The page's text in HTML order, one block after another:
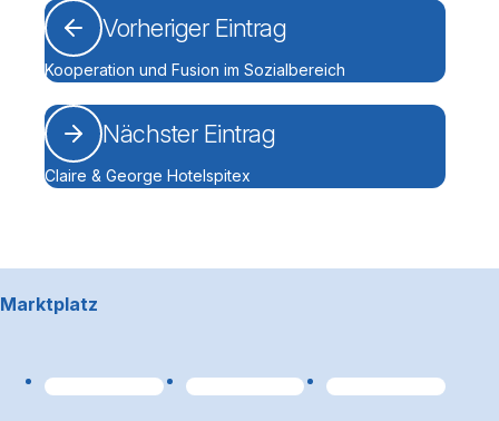
Vorheriger Eintrag
Kooperation und Fusion im Sozialbereich
Nächster Eintrag
Claire & George Hotelspitex
Marktplatz